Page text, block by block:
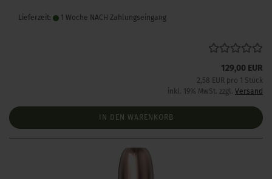
Lieferzeit: 1 Woche NACH Zahlungseingang
129,00 EUR
2,58 EUR pro 1 Stück
inkl. 19% MwSt. zzgl. Versand
IN DEN WARENKORB